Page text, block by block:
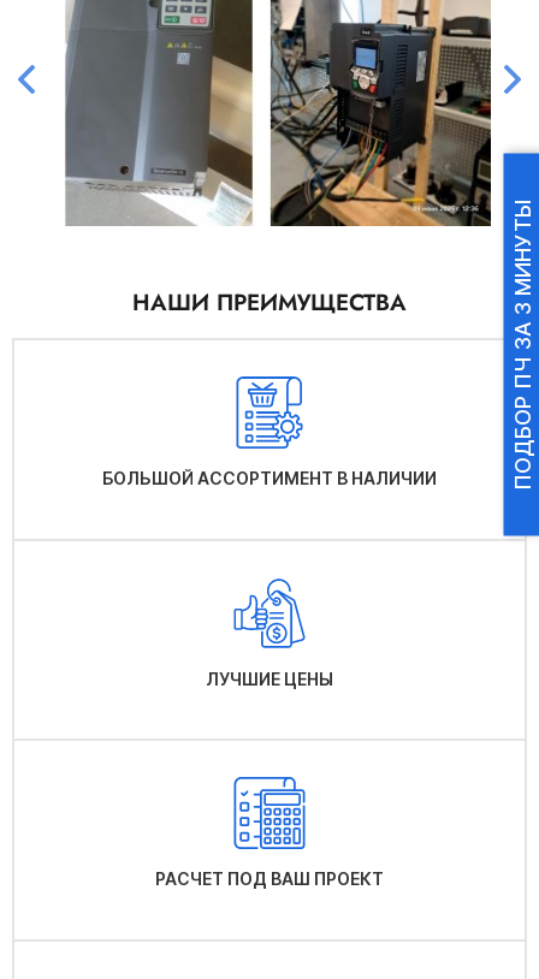
НАШИ ПРЕИМУЩЕСТВА
БОЛЬШОЙ АССОРТИМЕНТ В НАЛИЧИИ
ЛУЧШИЕ ЦЕНЫ
РАСЧЕТ ПОД ВАШ ПРОЕКТ
ПОДБОР ПЧ ЗА 3 МИНУТЫ